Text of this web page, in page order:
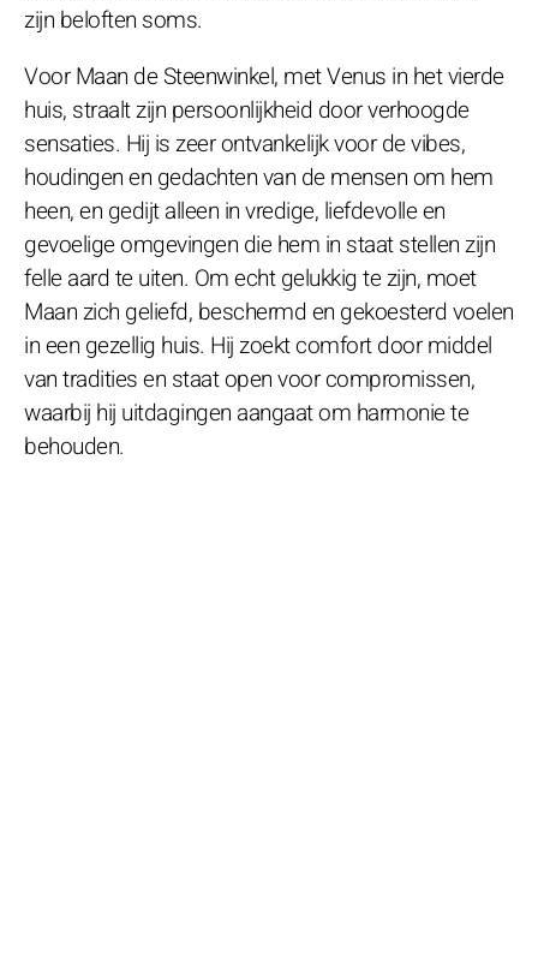
zijn beloften soms.
Voor Maan de Steenwinkel, met Venus in het vierde
huis, straalt zijn persoonlijkheid door verhoogde
sensaties. Hij is zeer ontvankelijk voor de vibes,
houdingen en gedachten van de mensen om hem
heen, en gedijt alleen in vredige, liefdevolle en
gevoelige omgevingen die hem in staat stellen zijn
felle aard te uiten. Om echt gelukkig te zijn, moet
Maan zich geliefd, beschermd en gekoesterd voelen
in een gezellig huis. Hij zoekt comfort door middel
van tradities en staat open voor compromissen,
waarbij hij uitdagingen aangaat om harmonie te
behouden.